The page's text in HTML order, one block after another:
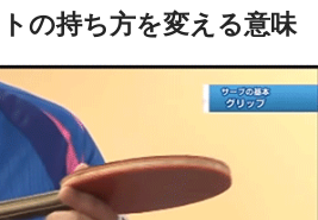
の持ち方を変える意味